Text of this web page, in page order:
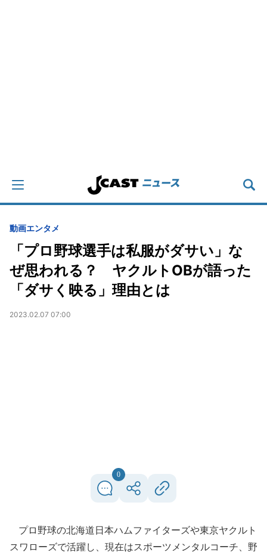
動画エンタメ
「プロ野球選手は私服がダサい」な
ぜ思われる？ ヤクルトOBが語った
「ダサく映る」理由とは
2023.02.07 07:00
0
プロ野球の北海道日本ハムファイターズや東京ヤクルト
スワローズで活躍し、現在はスポーツメンタルコーチ、野